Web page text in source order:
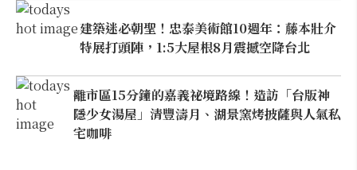
建築迷必朝聖！忠泰美術館10週年：藤本壯介
特展打頭陣，1:5大屋根8月震撼空降台北
離市區15分鐘的嘉義祕境路線！造訪「台版神
隱少女湯屋」清豐濤月、湖景窯烤披薩與人氣私
宅咖啡